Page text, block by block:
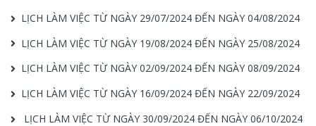
LỊCH LÀM VIỆC TỪ NGÀY 29/07/2024 ĐẾN NGÀY 04/08/2024
LỊCH LÀM VIỆC TỪ NGÀY 19/08/2024 ĐẾN NGÀY 25/08/2024
LỊCH LÀM VIỆC TỪ NGÀY 02/09/2024 ĐẾN NGÀY 08/09/2024
LỊCH LÀM VIỆC TỪ NGÀY 16/09/2024 ĐẾN NGÀY 22/09/2024
LỊCH LÀM VIỆC TỪ NGÀY 30/09/2024 ĐẾN NGÀY 06/10/2024